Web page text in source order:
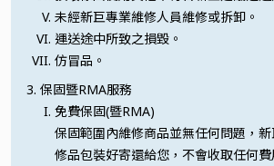
未經新巨專業維修人員維修或拆卸。
運送途中所致之損毀。
仿冒品。
保固暨RMA服務
免費保固(暨RMA)
保固範圍內維修商品並無任何問題，
修品包裝好寄還給您，不會收取任何費